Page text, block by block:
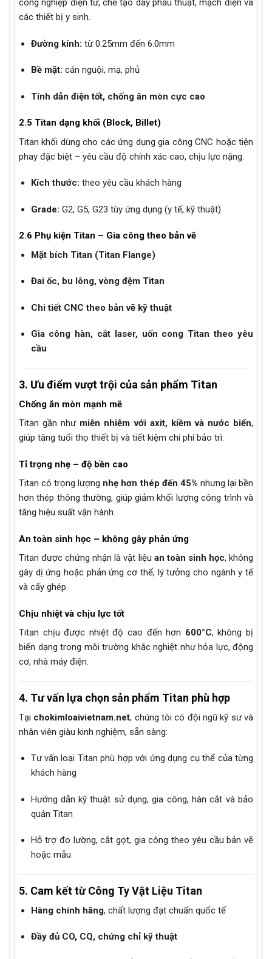
công nghiệp điện tử, chế tạo dây phẫu thuật, mạch điện và
các thiết bị y sinh.
Đường kính: từ 0.25mm đến 6.0mm
Bề mặt: cán nguội, mạ, phủ
Tính dẫn điện tốt, chống ăn mòn cực cao
2.5 Titan dạng khối (Block, Billet)
Titan khối dùng cho các ứng dụng gia công CNC hoặc tiện
phay đặc biệt – yêu cầu độ chính xác cao, chịu lực nặng.
Kích thước: theo yêu cầu khách hàng
Grade: G2, G5, G23 tùy ứng dụng (y tế, kỹ thuật)
2.6 Phụ kiện Titan – Gia công theo bản vẽ
Mặt bích Titan (Titan Flange)
Đai ốc, bu lông, vòng đệm Titan
Chi tiết CNC theo bản vẽ kỹ thuật
Gia công hàn, cắt laser, uốn cong Titan theo yêu
cầu
3. Ưu điểm vượt trội của sản phẩm Titan
Chống ăn mòn mạnh mẽ
Titan gần như miễn nhiễm với axit, kiềm và nước biển,
giúp tăng tuổi thọ thiết bị và tiết kiệm chi phí bảo trì.
Tỉ trọng nhẹ – độ bền cao
Titan có trọng lượng nhẹ hơn thép đến 45% nhưng lại bền
hơn thép thông thường, giúp giảm khối lượng công trình và
tăng hiệu suất vận hành.
An toàn sinh học – không gây phản ứng
Titan được chứng nhận là vật liệu an toàn sinh học, không
gây dị ứng hoặc phản ứng cơ thể, lý tưởng cho ngành y tế
và cấy ghép.
Chịu nhiệt và chịu lực tốt
Titan chịu được nhiệt độ cao đến hơn 600°C, không bị
biến dạng trong môi trường khắc nghiệt như hỏa lực, động
cơ, nhà máy điện.
4. Tư vấn lựa chọn sản phẩm Titan phù hợp
Tại chokimloaivietnam.net, chúng tôi có đội ngũ kỹ sư và
nhân viên giàu kinh nghiệm, sẵn sàng:
Tư vấn loại Titan phù hợp với ứng dụng cụ thể của từng
khách hàng
Hướng dẫn kỹ thuật sử dụng, gia công, hàn cắt và bảo
quản Titan
Hỗ trợ đo lường, cắt gọt, gia công theo yêu cầu bản vẽ
hoặc mẫu
5. Cam kết từ Công Ty Vật Liệu Titan
Hàng chính hãng, chất lượng đạt chuẩn quốc tế
Đầy đủ CO, CQ, chứng chỉ kỹ thuật